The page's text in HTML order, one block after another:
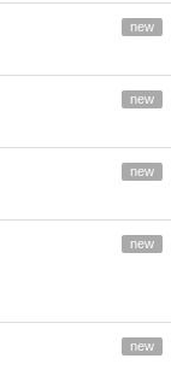
new
new
new
new
new